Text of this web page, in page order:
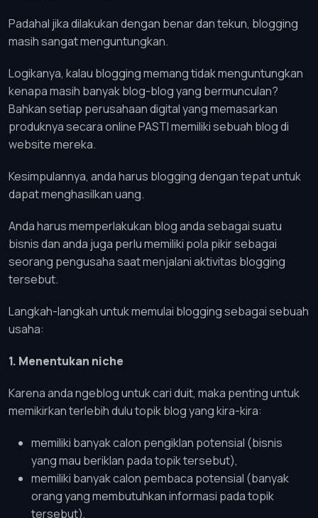
Padahal jika dilakukan dengan benar dan tekun, blogging
masih sangat menguntungkan.
Logikanya, kalau blogging memang tidak menguntungkan
kenapa masih banyak blog-blog yang bermunculan?
Bahkan setiap perusahaan digital yang memasarkan
produknya secara online PASTI memiliki sebuah blog di
website mereka.
Kesimpulannya, anda harus blogging dengan tepat untuk
dapat menghasilkan uang.
Anda harus memperlakukan blog anda sebagai suatu
bisnis dan anda juga perlu memiliki pola pikir sebagai
seorang pengusaha saat menjalani aktivitas blogging
tersebut.
Langkah-langkah untuk memulai blogging sebagai sebuah
usaha:
1. Menentukan niche
Karena anda ngeblog untuk cari duit, maka penting untuk
memikirkan terlebih dulu topik blog yang kira-kira:
memiliki banyak calon pengiklan potensial (bisnis
yang mau beriklan pada topik tersebut),
memiliki banyak calon pembaca potensial (banyak
orang yang membutuhkan informasi pada topik
tersebut),